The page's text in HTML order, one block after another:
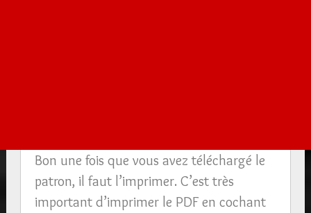
Bon une fois que vous avez téléchargé le
patron, il faut l’imprimer. C’est très
important d’imprimer le PDF en cochant